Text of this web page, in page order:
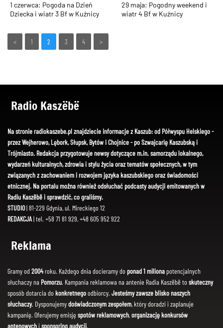
1 czerwca: Pogoda na Dzień
Dziecka i wiatr 3 Bf w Kuźnicy
29 maja: Pogodny weekend i
wiatr 4 Bf w Kuźnicy
< 1 2 3 4 >
Radio Kaszëbë
Na stronie radiokaszebe.pl znajdziecie informacje z Kaszub: od Półwyspu Helskiego -
przez Wejherowo, Lębork, Słupsk, Bytów i Chojnice - po Szwajcarię Kaszubską i
Trójmiasto. Redakcja przygotowuje newsy dotyczące m.in. samorządu lokalnego,
wydarzeń kulturalnych, zdrowia i stylu życia oraz tematów społecznych, w tym
związanych z zachowaniem i rozwojem języka kaszubskiego oraz świadomości
etnicznej. Na portalu można również odsłuchać podcasty audycji emitowanych w
Radiu Kaszëbë i sprawdzić, co graliśmy.
STUDIO| 81-229 Gdynia, ul. Mireckiego 12
REDAKCJA| tel. +58 71 81 929, +48 605 952 922
Reklama
Gramy od 2004roku. Każdego dnia docieramy do ponad 1 miliona potencjalnych
słuchaczy na Pomorzu. Kampania reklamowa na antenie Radia Kaszëbë toskuteczny
sposób dotarcia dokonkretnegoodbiorcy. Jesteśmy zawsze blisko naszych
słuchaczy. Dysponujemydoświadczonym zespołem, który doradzi i zaplanuje
kampanię. Oferujemy emisję spotów reklamowych,organizację konkursów
antenowychi sponsoring audycji.